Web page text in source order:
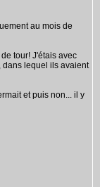
au mois de
tour! J'étais avec
dans lequel ils avaient
et puis non... il y